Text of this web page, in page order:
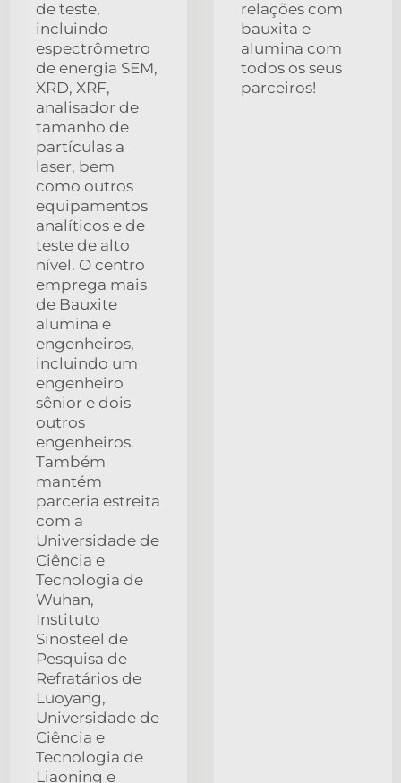
de teste,
incluindo
espectrômetro
de energia SEM,
XRD, XRF,
analisador de
tamanho de
partículas a
laser, bem
como outros
equipamentos
analíticos e de
teste de alto
nível. O centro
emprega mais
de Bauxite
alumina e
engenheiros,
incluindo um
engenheiro
sênior e dois
outros
engenheiros.
Também
mantém
parceria estreita
com a
Universidade de
Ciência e
Tecnologia de
Wuhan,
Instituto
Sinosteel de
Pesquisa de
Refratários de
Luoyang,
Universidade de
Ciência e
Tecnologia de
Liaoning e
relações com
bauxita e
alumina com
todos os seus
parceiros!